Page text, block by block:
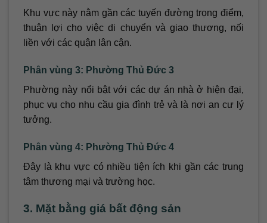
Khu vực này nằm gần các tuyến đường trọng điểm,
thuận lợi cho việc di chuyển và giao thương, nối
liền với các quận lân cận.
Phân vùng 3: Phường Thủ Đức 3
Phường này nổi bật với các dự án nhà ở hiện đại,
phục vụ cho nhu cầu gia đình trẻ và là nơi an cư lý
tưởng.
Phân vùng 4: Phường Thủ Đức 4
Đây là khu vực có nhiều tiện ích khi gần các trung
tâm thương mại và trường học.
3. Mặt bằng giá bất động sản